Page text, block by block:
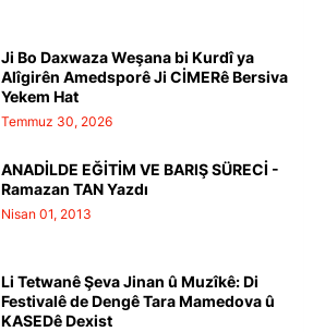
Ji Bo Daxwaza Weşana bi Kurdî ya
Alîgirên Amedsporê Ji CİMERê Bersiva
Yekem Hat
Temmuz 30, 2026
ANADİLDE EĞİTİM VE BARIŞ SÜRECİ -
Ramazan TAN Yazdı
Nisan 01, 2013
Li Tetwanê Şeva Jinan û Muzîkê: Di
Festivalê de Dengê Tara Mamedova û
KASEDê Dexist